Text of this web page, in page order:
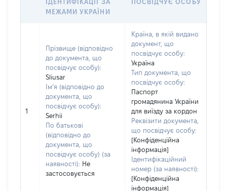
ІДЕНТИФІКАЦІЇ ЗА
МЕЖАМИ УКРАЇНИ
ПОСВІДЧУЄ ОСОБУ
1
Прізвище (відповідно
до документа, що
посвідчує особу):
Sliusar
Ім’я (відповідно до
документа, що
посвідчує особу):
Serhii
По батькові
(відповідно до
документа, що
посвідчує особу) (за
наявності): Не
застосовується
Країна, в якій видано
документ, що
посвідчує особу:
Україна
Тип документа, що
посвідчує особу:
Паспорт
громадянина України
для виїзду за кордон
Реквізити документа,
що посвідчує особу:
[Конфіденційна
інформація]
Ідентифікаційний
номер (за наявності):
[Конфіденційна
інформація]